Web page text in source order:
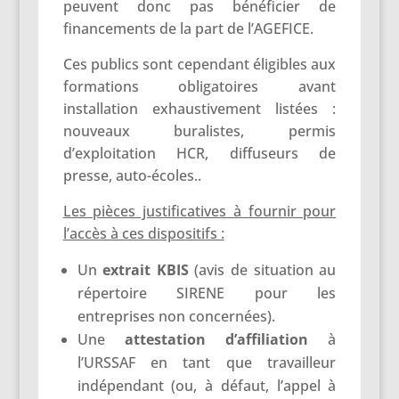
peuvent donc pas bénéficier de
financements de la part de l’AGEFICE.
Ces publics sont cependant éligibles aux
formations obligatoires avant
installation exhaustivement listées :
nouveaux buralistes, permis
d’exploitation HCR, diffuseurs de
presse, auto-écoles..
Les pièces justificatives à fournir pour
l’accès à ces dispositifs :
Un extrait KBIS(avis de situation au
répertoire SIRENE pour les
entreprises non concernées).
Une attestation d’affiliation à
l’URSSAF en tant que travailleur
indépendant (ou, à défaut, l’appel à